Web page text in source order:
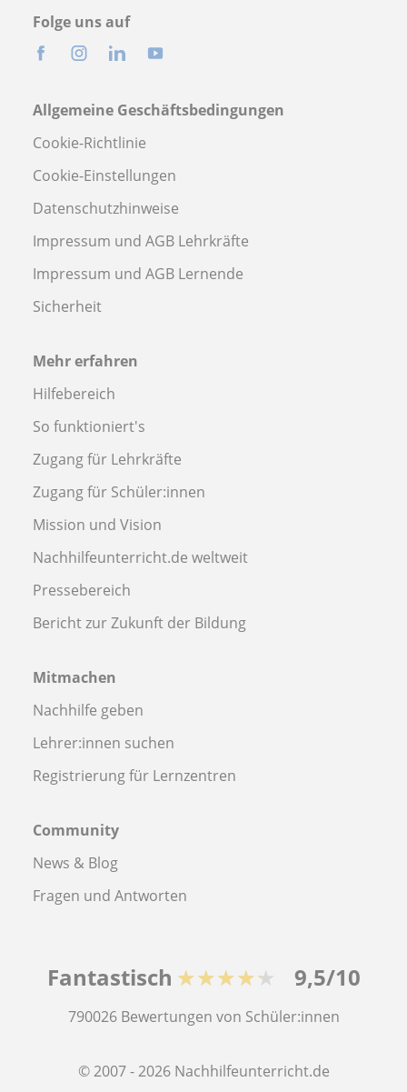
Folge uns auf
Allgemeine Geschäftsbedingungen
Cookie-Richtlinie
Cookie-Einstellungen
Datenschutzhinweise
Impressum und AGB Lehrkräfte
Impressum und AGB Lernende
Sicherheit
Mehr erfahren
Hilfebereich
So funktioniert's
Zugang für Lehrkräfte
Zugang für Schüler:innen
Mission und Vision
Nachhilfeunterricht.de weltweit
Pressebereich
Bericht zur Zukunft der Bildung
Mitmachen
Nachhilfe geben
Lehrer:innen suchen
Registrierung für Lernzentren
Community
News & Blog
Fragen und Antworten
Fantastisch ★★★★★ 9,5/10
790026 Bewertungen von Schüler:innen
© 2007 - 2026 Nachhilfeunterricht.de